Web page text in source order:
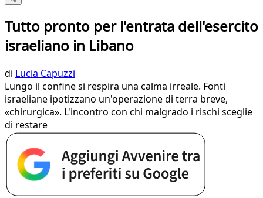
Tutto pronto per l'entrata dell'esercito
israeliano in Libano
di Lucia Capuzzi
Lungo il confine si respira una calma irreale. Fonti
israeliane ipotizzano un'operazione di terra breve,
«chirurgica». L'incontro con chi malgrado i rischi sceglie
di restare